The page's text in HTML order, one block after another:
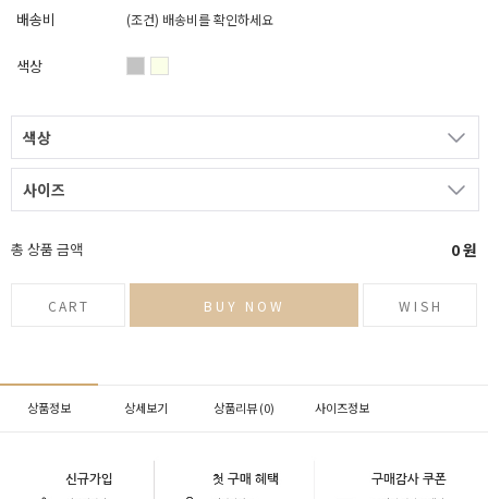
배송비 (조건) 배송비를 확인하세요
색상
색상
사이즈
총 상품 금액 0원
CART BUY NOW WISH
상품정보 상세보기 상품리뷰 (0) 사이즈정보